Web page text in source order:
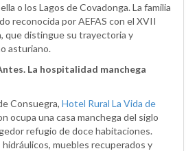
o los Lagos de Covadonga. La familia
reconocida por AEFAS con el XVII
que distingue su trayectoria y
asturiano.
La hospitalidad manchega
Consuegra, Hotel Rural La Vida de
ocupa una casa manchega del siglo
refugio de doce habitaciones.
muebles recuperados y